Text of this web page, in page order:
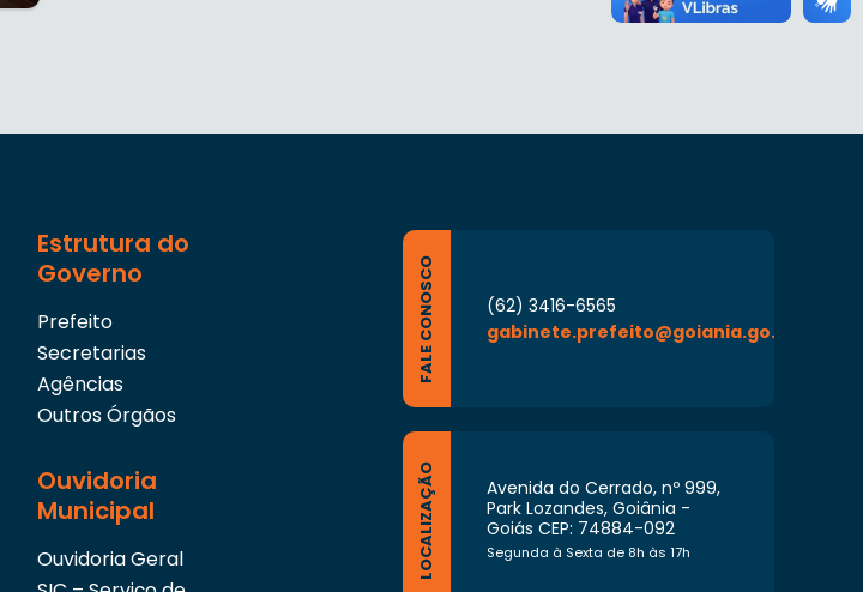
Estrutura do
Governo
Prefeito
Secretarias
Agências
Outros Órgãos
Ouvidoria
Municipal
Ouvidoria Geral
FALE CONOSCO
(62) 3416-6565
gabinete.prefeito@goiania.go.gov.br
LOCALIZAÇÃO
Avenida do Cerrado, nº 999,
Park Lozandes, Goiânia -
Goiás CEP: 74884-092
Segunda à Sexta de 8h às 17h